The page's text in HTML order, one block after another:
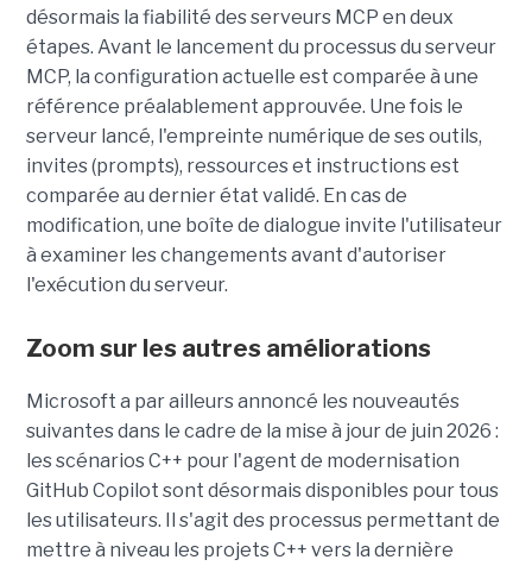
désormais la fiabilité des serveurs MCP en deux
étapes. Avant le lancement du processus du serveur
MCP, la configuration actuelle est comparée à une
référence préalablement approuvée. Une fois le
serveur lancé, l'empreinte numérique de ses outils,
invites (prompts), ressources et instructions est
comparée au dernier état validé. En cas de
modification, une boîte de dialogue invite l'utilisateur
à examiner les changements avant d'autoriser
l'exécution du serveur.
Zoom sur les autres améliorations
Microsoft a par ailleurs annoncé les nouveautés
suivantes dans le cadre de la mise à jour de juin 2026 :
les scénarios C++ pour l'agent de modernisation
GitHub Copilot sont désormais disponibles pour tous
les utilisateurs. Il s'agit des processus permettant de
mettre à niveau les projets C++ vers la dernière